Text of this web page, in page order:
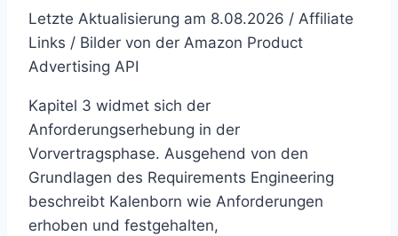
Letzte Aktualisierung am 8.08.2026 / Affiliate
Links / Bilder von der Amazon Product
Advertising API
Kapitel 3 widmet sich der
Anforderungserhebung in der
Vorvertragsphase. Ausgehend von den
Grundlagen des Requirements Engineering
beschreibt Kalenborn wie Anforderungen
erhoben und festgehalten,